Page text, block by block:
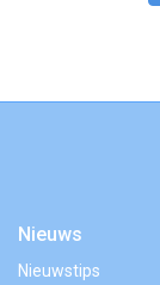
Nieuws
Nieuwstips